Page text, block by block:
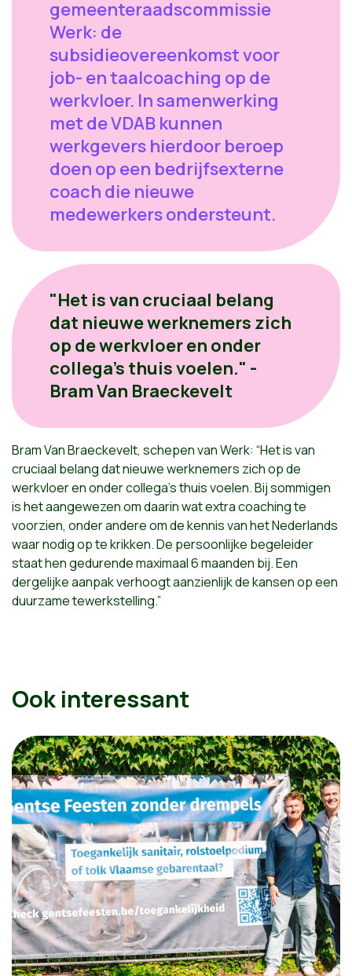
gemeenteraadscommissie
Werk: de
subsidieovereenkomst voor
job- en taalcoaching op de
werkvloer. In samenwerking
met de VDAB kunnen
werkgevers hierdoor beroep
doen op een bedrijfsexterne
coach die nieuwe
medewerkers ondersteunt.
"Het is van cruciaal belang
dat nieuwe werknemers zich
op de werkvloer en onder
collega’s thuis voelen." -
Bram Van Braeckevelt
Bram Van Braeckevelt, schepen van Werk: “Het is van
cruciaal belang dat nieuwe werknemers zich op de
werkvloer en onder collega’s thuis voelen. Bij sommigen
is het aangewezen om daarin wat extra coaching te
voorzien, onder andere om de kennis van het Nederlands
waar nodig op te krikken. De persoonlijke begeleider
staat hen gedurende maximaal 6 maanden bij. Een
dergelijke aanpak verhoogt aanzienlijk de kansen op een
duurzame tewerkstelling.”
Ook interessant